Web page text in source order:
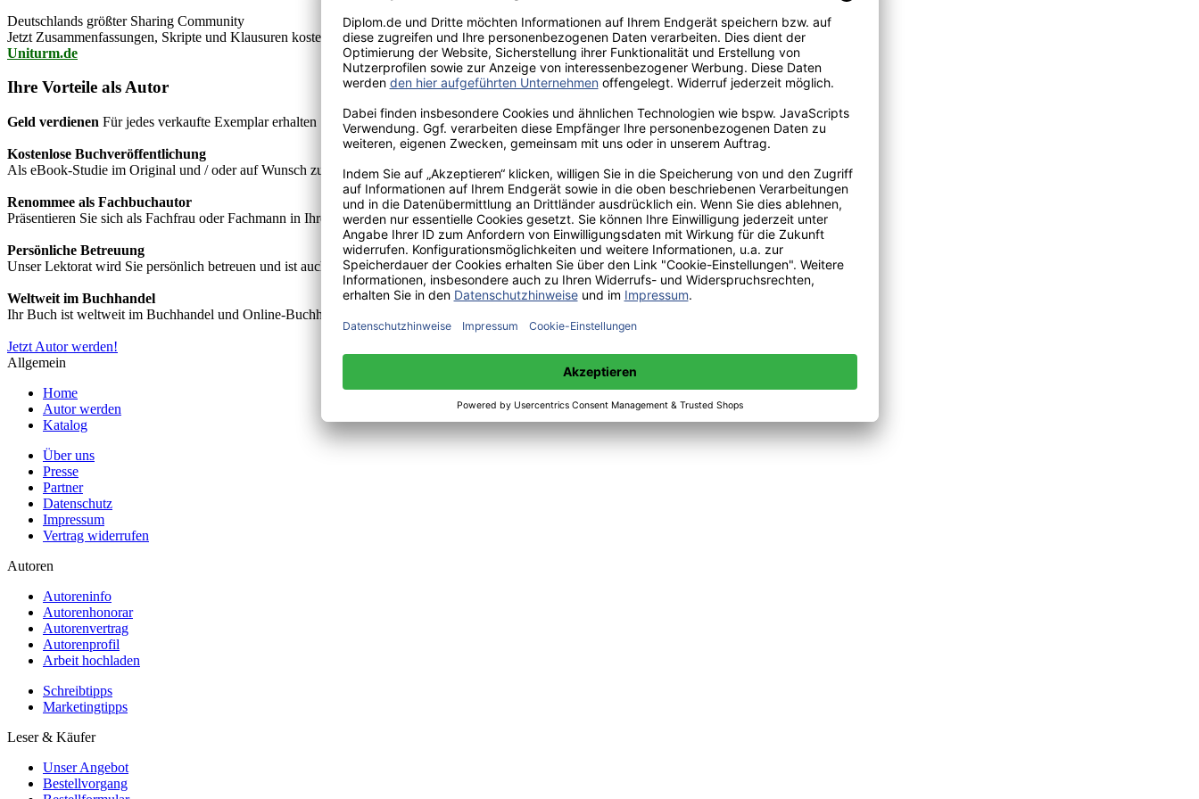
Deutschlands größter Sharing Community
Jetzt Zusammenfassungen, Skripte und Klausuren kostenlos downloaden!
Uniturm.de
Ihre Vorteile als Autor
Geld verdienen Für jedes verkaufte Exemplar erhalten Sie Autorenhonorar - bis zu 40%.
Kostenlose Buchveröffentlichung
Als eBook-Studie im Original und / oder auf Wunsch zusätzlich als hochwertiges Fachbuch in unserem renommierten Buchverlag.
Renommee als Fachbuchautor
Präsentieren Sie sich als Fachfrau oder Fachmann in Ihrem Fachgebiet und machen Sie sich bekannt.
Persönliche Betreuung
Unser Lektorat wird Sie persönlich betreuen und ist auch telefonisch unter +49(0)176-85996762 erreichbar.
Weltweit im Buchhandel
Ihr Buch ist weltweit im Buchhandel und Online-Buchhandel wie z.B. amazon erhältlich.
Jetzt Autor werden!
Allgemein
Home
Autor werden
Katalog
Über uns
Presse
Partner
Datenschutz
Impressum
Vertrag widerrufen
Autoren
Autoreninfo
Autorenhonorar
Autorenvertrag
Autorenprofil
Arbeit hochladen
Schreibtipps
Marketingtipps
Leser & Käufer
Unser Angebot
Bestellvorgang